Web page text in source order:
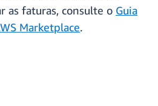
as faturas, consulte o Guia
Marketplace.